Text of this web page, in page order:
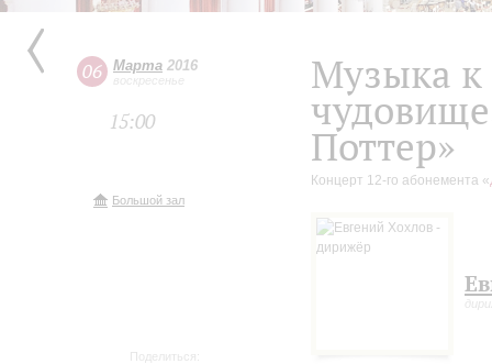
06 Марта 2016
воскресенье
15:00
Большой зал
Поделиться:
Музыка к
Поттер»
Концерт 12-го абонемента «